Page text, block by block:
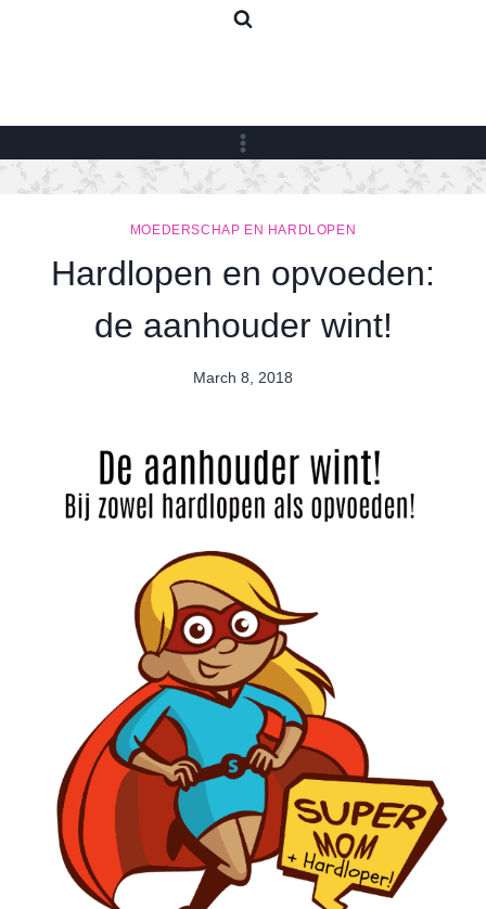
MOEDERSCHAP EN HARDLOPEN
Hardlopen en opvoeden:
de aanhouder wint!
By
March 8, 2018